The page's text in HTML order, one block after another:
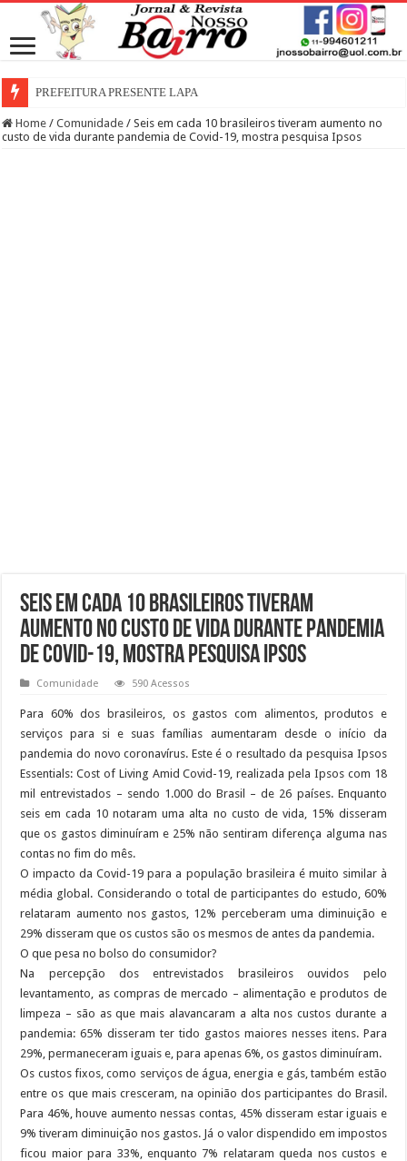
PREFEITURA PRESENTE LAPA
Home / Comunidade / Seis em cada 10 brasileiros tiveram aumento no
custo de vida durante pandemia de Covid-19, mostra pesquisa Ipsos
Seis em cada 10 brasileiros tiveram
aumento no custo de vida durante pandemia
de Covid-19, mostra pesquisa Ipsos
Comunidade 590 Acessos
Para 60% dos brasileiros, os gastos com alimentos, produtos e
serviços para si e suas famílias aumentaram desde o início da
pandemia do novo coronavírus. Este é o resultado da pesquisa Ipsos
Essentials: Cost of Living Amid Covid-19, realizada pela Ipsos com 18
mil entrevistados – sendo 1.000 do Brasil – de 26 países. Enquanto
seis em cada 10 notaram uma alta no custo de vida, 15% disseram
que os gastos diminuíram e 25% não sentiram diferença alguma nas
contas no fim do mês.
O impacto da Covid-19 para a população brasileira é muito similar à
média global. Considerando o total de participantes do estudo, 60%
relataram aumento nos gastos, 12% perceberam uma diminuição e
29% disseram que os custos são os mesmos de antes da pandemia.
O que pesa no bolso do consumidor?
Na percepção dos entrevistados brasileiros ouvidos pelo
levantamento, as compras de mercado – alimentação e produtos de
limpeza – são as que mais alavancaram a alta nos custos durante a
pandemia: 65% disseram ter tido gastos maiores nesses itens. Para
29%, permaneceram iguais e, para apenas 6%, os gastos diminuíram.
Os custos fixos, como serviços de água, energia e gás, também estão
entre os que mais cresceram, na opinião dos participantes do Brasil.
Para 46%, houve aumento nessas contas, 45% disseram estar iguais e
9% tiveram diminuição nos gastos. Já o valor dispendido em impostos
ficou maior para 33%, enquanto 7% relataram queda nos custos e